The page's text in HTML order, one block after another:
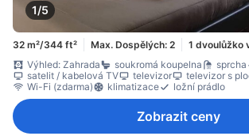
1/5
32 m²/344 ft² Max. Dospělých: 2
1 dvoulůžko
Výhled: Zahrada
soukromá koupelna sprcha
satelit / kabelová TV
televizor
televizor s
Wi-Fi (zdarma)
klimatizace ložní prádlo
Zobrazit ceny